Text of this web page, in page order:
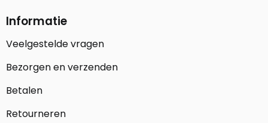
Informatie
Veelgestelde vragen
Bezorgen en verzenden
Betalen
Retourneren